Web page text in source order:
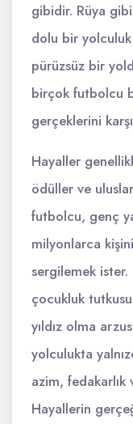
gibidir. Rüya
dolu bir
pürüzsüz bir
birçok futbolcu
gerçeklerini
Hayaller
ödüller ve
futbolcu, genç
milyonlarca
sergilemek
çocukluk
yıldız olma
yolculukta
azim, fedakarlık
Hayallerin